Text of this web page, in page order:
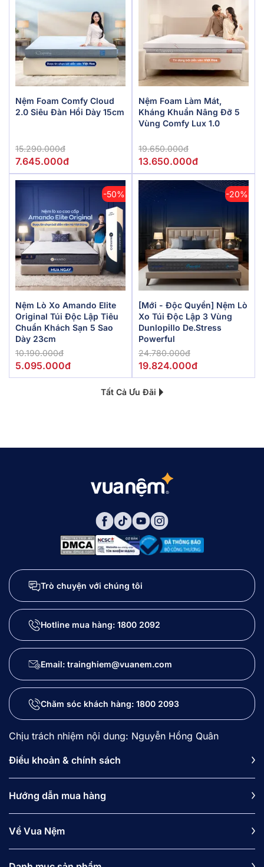
Nệm Foam Comfy Cloud
2.0 Siêu Đàn Hồi Dày 15cm
15.290.000đ
7.645.000đ
Nệm Foam Làm Mát,
Kháng Khuẩn Nâng Đỡ 5
Vùng Comfy Lux 1.0
19.650.000đ
13.650.000đ
-50%
Nệm Lò Xo Amando Elite
Original Túi Độc Lập Tiêu
Chuẩn Khách Sạn 5 Sao
Dày 23cm
10.190.000đ
5.095.000đ
-20%
[Mới - Độc Quyền] Nệm Lò
Xo Túi Độc Lập 3 Vùng
Dunlopillo De.Stress
Powerful
24.780.000đ
19.824.000đ
Tất Cả Ưu Đãi
Trò chuyện với chúng tôi
Hotline mua hàng: 1800 2092
Email: trainghiem@vuanem.com
Chăm sóc khách hàng: 1800 2093
Chịu trách nhiệm nội dung: Nguyễn Hồng Quân
Điều khoản & chính sách
Hướng dẫn mua hàng
Về Vua Nệm